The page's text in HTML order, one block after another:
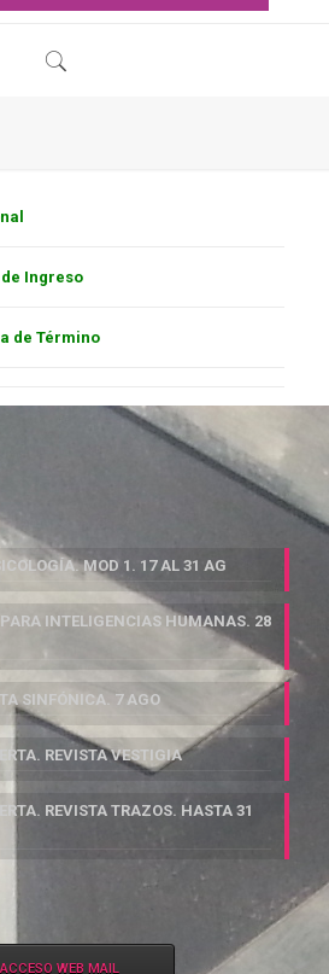
Ingreso
de Término
MOD 1. 17 AL 31 AG
PARA INTELIGENCIAS HUMANAS. 28
SINFÓNICA. 7 AGO
REVISTA VESTIGIA
REVISTA TRAZOS. HASTA 31
ACCESO WEB MAIL